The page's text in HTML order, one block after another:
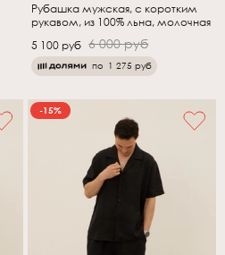
Рубашка мужская, с коротким
рукавом, из 100% льна, молочная
5 100 руб 6 000 руб
по 1 275 руб
-15%